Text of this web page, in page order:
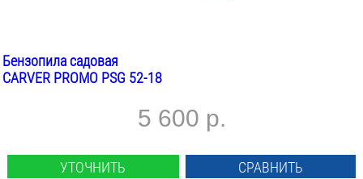
Бензопила садовая
CARVER PROMO PSG 52-18
5 600 р.
УТОЧНИТЬ СРАВНИТЬ